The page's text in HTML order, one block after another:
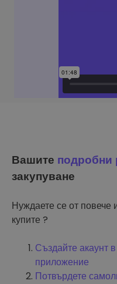
Вашите подробни
закупуване
Нуждаете се от повече
купите ?
Създайте акаунт
приложение
Потвърдете